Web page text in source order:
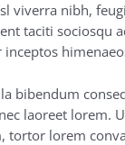
viverra nibh,
taciti sociosqu
bibendum
laoreet lorem.
tortor lorem